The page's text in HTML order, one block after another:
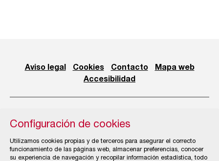
Aviso legal Cookies Contacto
Mapa web
Accesibilidad
Navegación de Gijón
Configuración de cookies
Utilizamos cookies propias y de terceros para asegurar el correcto
funcionamiento de las páginas web, almacenar preferencias, conocer
su experiencia de navegación y recopilar información estadística, todo